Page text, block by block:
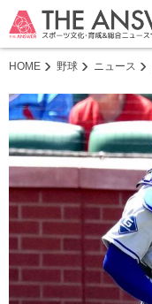
HOME 野球 ニュース